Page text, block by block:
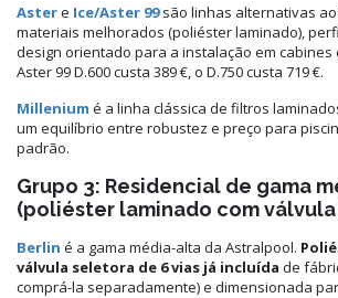
Astere Ice/Aster 99são linhas alternativas ao
materiais melhorados (poliéster laminado),
design orientado para a instalação em cabines
Aster 99 D.600 custa 389 €, o D.750 custa 719 €.
Millenium é a linha clássica de filtros
um equilíbrio entre robustez e preço para
padrão.
Grupo 3: Residencial de gama
(poliéster laminado com
Berlin é a gama média-alta da Astralpool.
válvula seletora de 6 vias já incluída de
comprá-la separadamente) e dimensionada